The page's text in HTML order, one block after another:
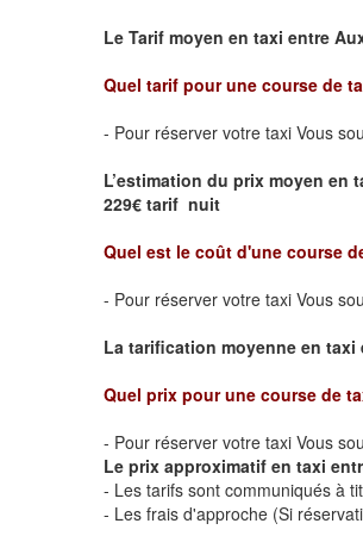
Le Tarif moyen en taxi entre
Quel tarif pour une course de
- Pour réserver votre taxi Vous
L’estimation du prix moyen en
229€ tarif nuit
Quel est le coût d'une course
- Pour réserver votre taxi Vous
La tarification moyenne en
Quel prix pour une course de
- Pour réserver votre taxi Vous
Le prix approximatif en taxi
- Les tarifs sont communiqués à
- Les frais d'approche (Si